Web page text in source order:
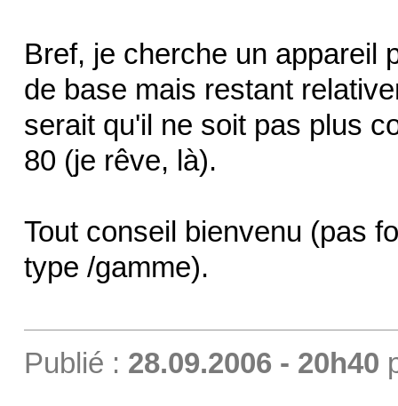
Bref, je cherche un appareil
de base mais restant
serait qu'il ne soit pas plus
80 (je rêve, là).
Tout conseil bienvenu (pas
type /gamme).
Publié : 28.09.2006 - 20h40